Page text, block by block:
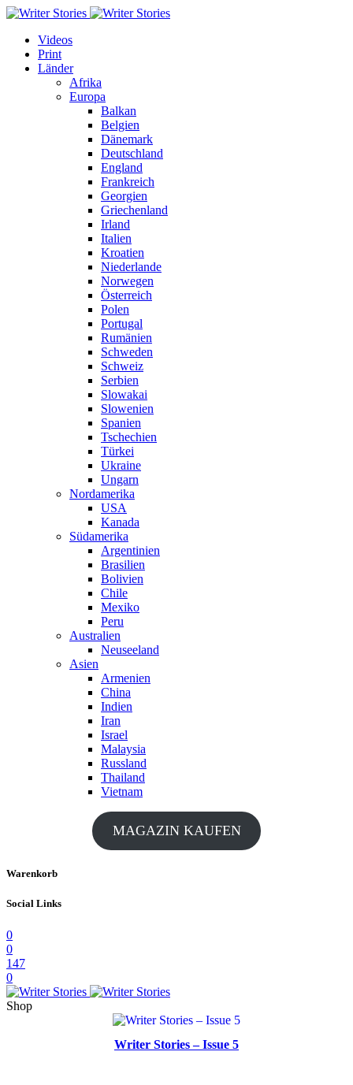
Videos
Print
Länder
Afrika
Europa
Balkan
Belgien
Dänemark
Deutschland
England
Frankreich
Georgien
Griechenland
Irland
Italien
Kroatien
Niederlande
Norwegen
Österreich
Polen
Portugal
Rumänien
Schweden
Schweiz
Serbien
Slowakai
Slowenien
Spanien
Tschechien
Türkei
Ukraine
Ungarn
Nordamerika
USA
Kanada
Südamerika
Argentinien
Brasilien
Bolivien
Chile
Mexiko
Peru
Australien
Neuseeland
Asien
Armenien
China
Indien
Iran
Israel
Malaysia
Russland
Thailand
Vietnam
MAGAZIN KAUFEN
Warenkorb
Social Links
0
0
147
0
Shop
Writer Stories – Issue 5